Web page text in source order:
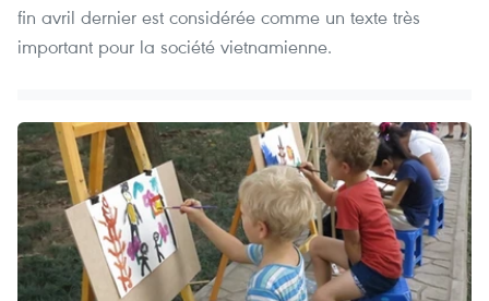
fin avril dernier est considérée comme un texte très
important pour la société vietnamienne.